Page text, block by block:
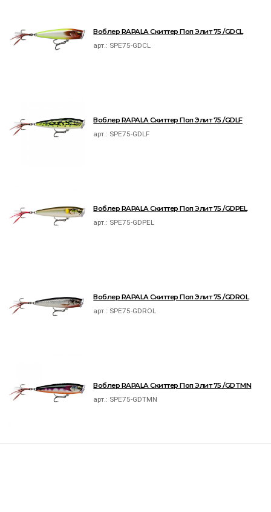
Воблер RAPALA Скиттер Поп Элит 75 /GDCL
арт.: SPE75-GDCL
Воблер RAPALA Скиттер Поп Элит 75 /GDLF
арт.: SPE75-GDLF
Воблер RAPALA Скиттер Поп Элит 75 /GDPEL
арт.: SPE75-GDPEL
Воблер RAPALA Скиттер Поп Элит 75 /GDROL
арт.: SPE75-GDROL
Воблер RAPALA Скиттер Поп Элит 75 /GDTMN
арт.: SPE75-GDTMN